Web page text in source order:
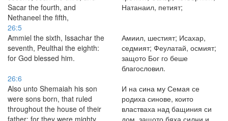
Sacar the fourth, and
Nethaneel the fifth,
Натанаил, петият;
26:5
Ammiel the sixth, Issachar the
seventh, Peulthai the eighth:
for God blessed him.
Амиил, шестият; Исахар,
седмият; Феулатай, осмият;
защото Бог го беше
благословил.
26:6
Also unto Shemaiah his son
were sons born, that ruled
throughout the house of their
father: for they were mighty
И на сина му Семая се
родиха синове, които
властваха над бащиния си
дом, защото бяха силни и